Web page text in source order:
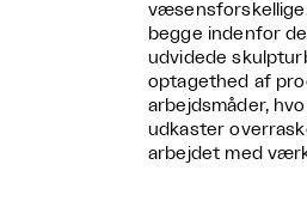
begge indenfor
udvidede
optagethed af
arbejdsmåder,
udkaster
arbejdet med